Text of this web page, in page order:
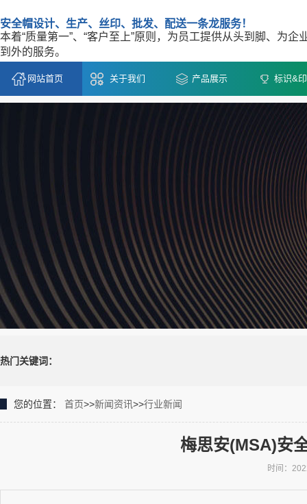
安全帽设计、生产、丝印、批发、配送一条龙服务！
本着“质量第一”、“客户至上”原则，为员工提供从头到脚、为企
到外的服务。
网站首页 关于我们 产品展示 标识&
热门关键词：
您的位置： 首页>>新闻资讯>>行业新闻
梅思安(MSA)安
时间：